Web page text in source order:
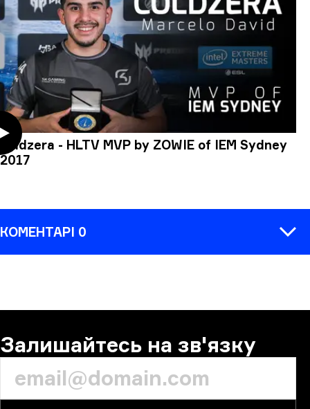
coldzera - HLTV MVP by ZOWIE of IEM Sydney
2017
КОМЕНТАРІ 0
Залишайтесь на зв'язку